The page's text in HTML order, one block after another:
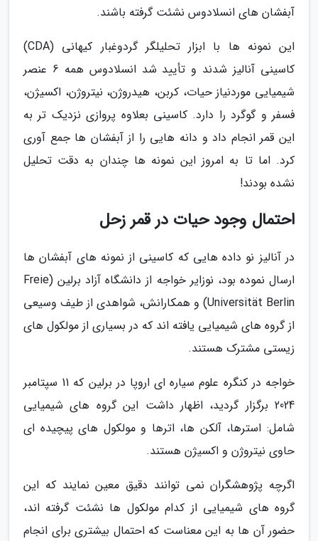
آبفشان های انسلادوس نشئت گرفته باشند.
این نمونه ها با ابزار تحلیلگر گردوغبار کیهانی (CDA)
کاسینی آنالیز شدند و تأیید شد انسلادوس همه 6 عنصر
شیمیایی موردنیاز حیات، کربن، هیدروژن، نیتروژن، اکسیژن،
فسفر و گوگرد را دارد. کاسینی بعلاوه پروازی نزدیک تر به
این قمر انجام داد و دانه هایی را از آبفشان ها جمع آوری
کرد. اما تا به امروز این نمونه ها چندان به دقت تحلیل
نشده بودند!
احتمال وجود حیات در قمر زحل
در آنالیز نو داده هایی که کاسینی از نمونه های آبفشان ها
ارسال نموده بود، نوزایر خواجه از دانشگاه آزاد برلین (Freie
Universität Berlin) و همکارانش، شواهدی از طیف وسیعی
از گروه های شیمیایی یافته اند که در بسیاری از مولکول های
زیستی مشترک هستند.
خواجه در کنگره علوم سیاره ای اروپا در برلین که 11 سپتامبر
2024 برگزار گردید، اظهار داشت این گروه های شیمیایی
شامل: استرها، آلکن ها، اترها و مولکول های پیچیده ای
حاوی نیتروژن و اکسیژن هستند.
اگرچه پژوهشگران نمی توانند دقیق معین نمایند که این
گروه های شیمیایی از کدام مولکول ها نشئت گرفته اند،
حضور آن ها به این معناست که احتمال بیشتری برای انجام